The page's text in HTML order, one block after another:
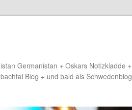
Germanistan + Oskars Notizkladde +
Blog + und bald als Schwedenblog